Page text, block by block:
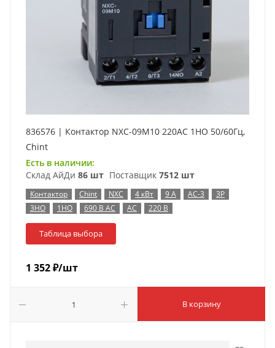
836576 | Контактор NXC-09M10 220AC 1НО 50/60Гц,
Chint
Есть в наличии:
Склад АйДи 86 шт Поставщик 7512 шт
Контактор Chint NXC 4 кВт 9 А AC-3
3P
3НО
1НО 690 В AC AC 220 В
Таблица выбора
1 352₽/шт
В корзину